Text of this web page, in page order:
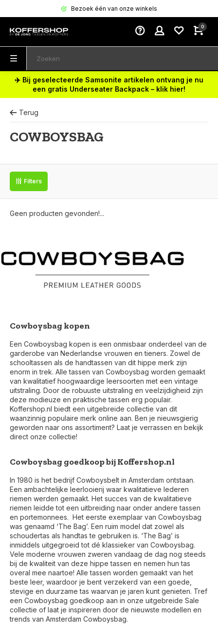
Bezoek één van onze winkels
Voor 17:00 besteld, is vandaag verzonden (ma-vr)
0
✈️ Bij geselecteerde Samsonite artikelen ontvang je nu
een gratis Underseater Backpack – klik hier!
Terug
COWBOYSBAG
Filters
Geen producten gevonden!...
Cowboysbag kopen
Een Cowboysbag kopen is een onmisbaar onderdeel van de
garderobe van Nederlandse vrouwen en tieners. Zowel de
schooltassen als de handtassen van dit hippe merk zijn
enorm in trek. Alle tassen van Cowboysbag worden gemaakt
van kwalitatief hoogwaardige leersoorten met een vintage
uitstraling. Door de robuuste uitstraling en veelzijdigheid zijn
deze modieuze en praktische tassen erg populair.
Koffershop.nl biedt een uitgebreide collectie van dit
waanzinnig populaire merk online aan. Ben je nieuwsgierig
geworden naar ons assortiment? Laat je verrassen en bekijk
direct onze collectie!
Cowboysbag goedkoop bij Koffershop.nl
In 1980 is het bedrijf Cowboysbelt in Amsterdam ontstaan.
Een ambachtelijke leerlooierij waar kwalitatieve lederen
riemen werden gemaakt. Het succes van de kwalitatieve
riemen leidde tot een uitbreiding naar onder andere tassen
en portemonnees. Het eerste exemplaar van Cowboysbag
was genaamd ‘The Bag’. Een ruim model dat zowel als
schoudertas als handtas te gebruiken is. ‘The Bag’ is
inmiddels uitgegroeid tot dé klassieker van Cowboysbag.
Vele moderne vrouwen zweren vandaag de dag nog steeds
bij de kwaliteit van deze hippe tassen en nemen hun tas
overal mee naartoe! Alle tassen worden gemaakt van het
beste leer, waardoor je bent verzekerd van een goede,
stevige en duurzame tas waarvan je jaren kunt genieten. Tref
een Cowboysbag goedkoop aan in onze uitgebreide Sale
collectie of laat je inspireren door de nieuwste modellen en
trends van Amsterdam Cowboysbag.